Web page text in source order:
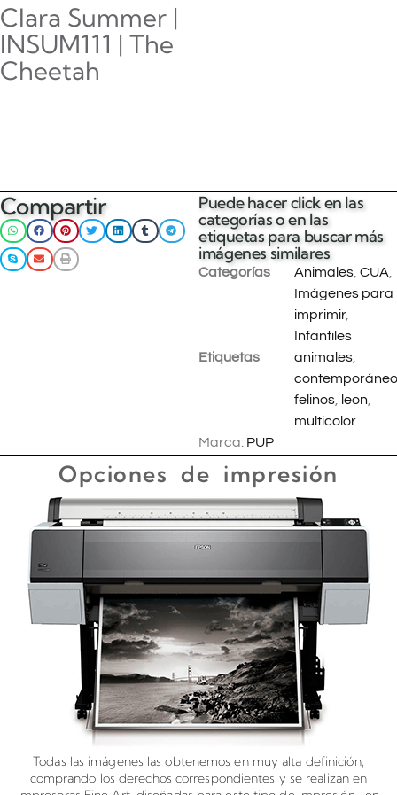
Clara Summer |
INSUM111 | The
Cheetah
Compartir
Puede hacer click en las
categorías o en las
etiquetas para buscar más
imágenes similares
Categorías Animales CUA
Imágenes para
imprimir,
Infantiles
Etiquetas
animales
contemporáneo
felinos leon
multicolor
Marca: PUP
Opciones de impresión
Todas las imágenes las obtenemos en muy alta definición,
comprando los derechos correspondientes y se realizan en